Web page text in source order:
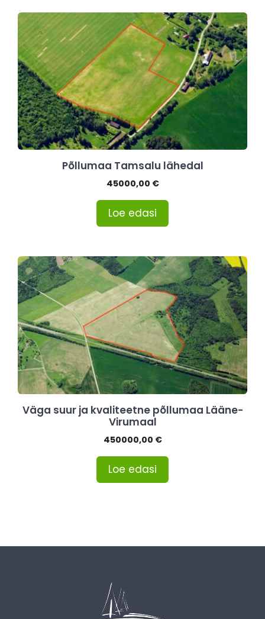
Põllumaa Tamsalu lähedal
45000,00 €
Loe edasi
Väga suur ja kvaliteetne põllumaa Lääne-
Virumaal
450000,00 €
Loe edasi